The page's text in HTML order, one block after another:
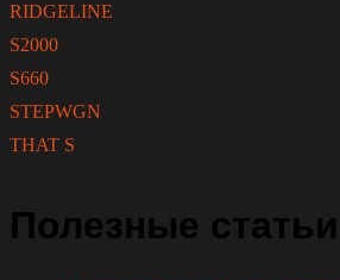
RIDGELINE
S2000
S660
STEPWGN
THAT S
Полезные статьи